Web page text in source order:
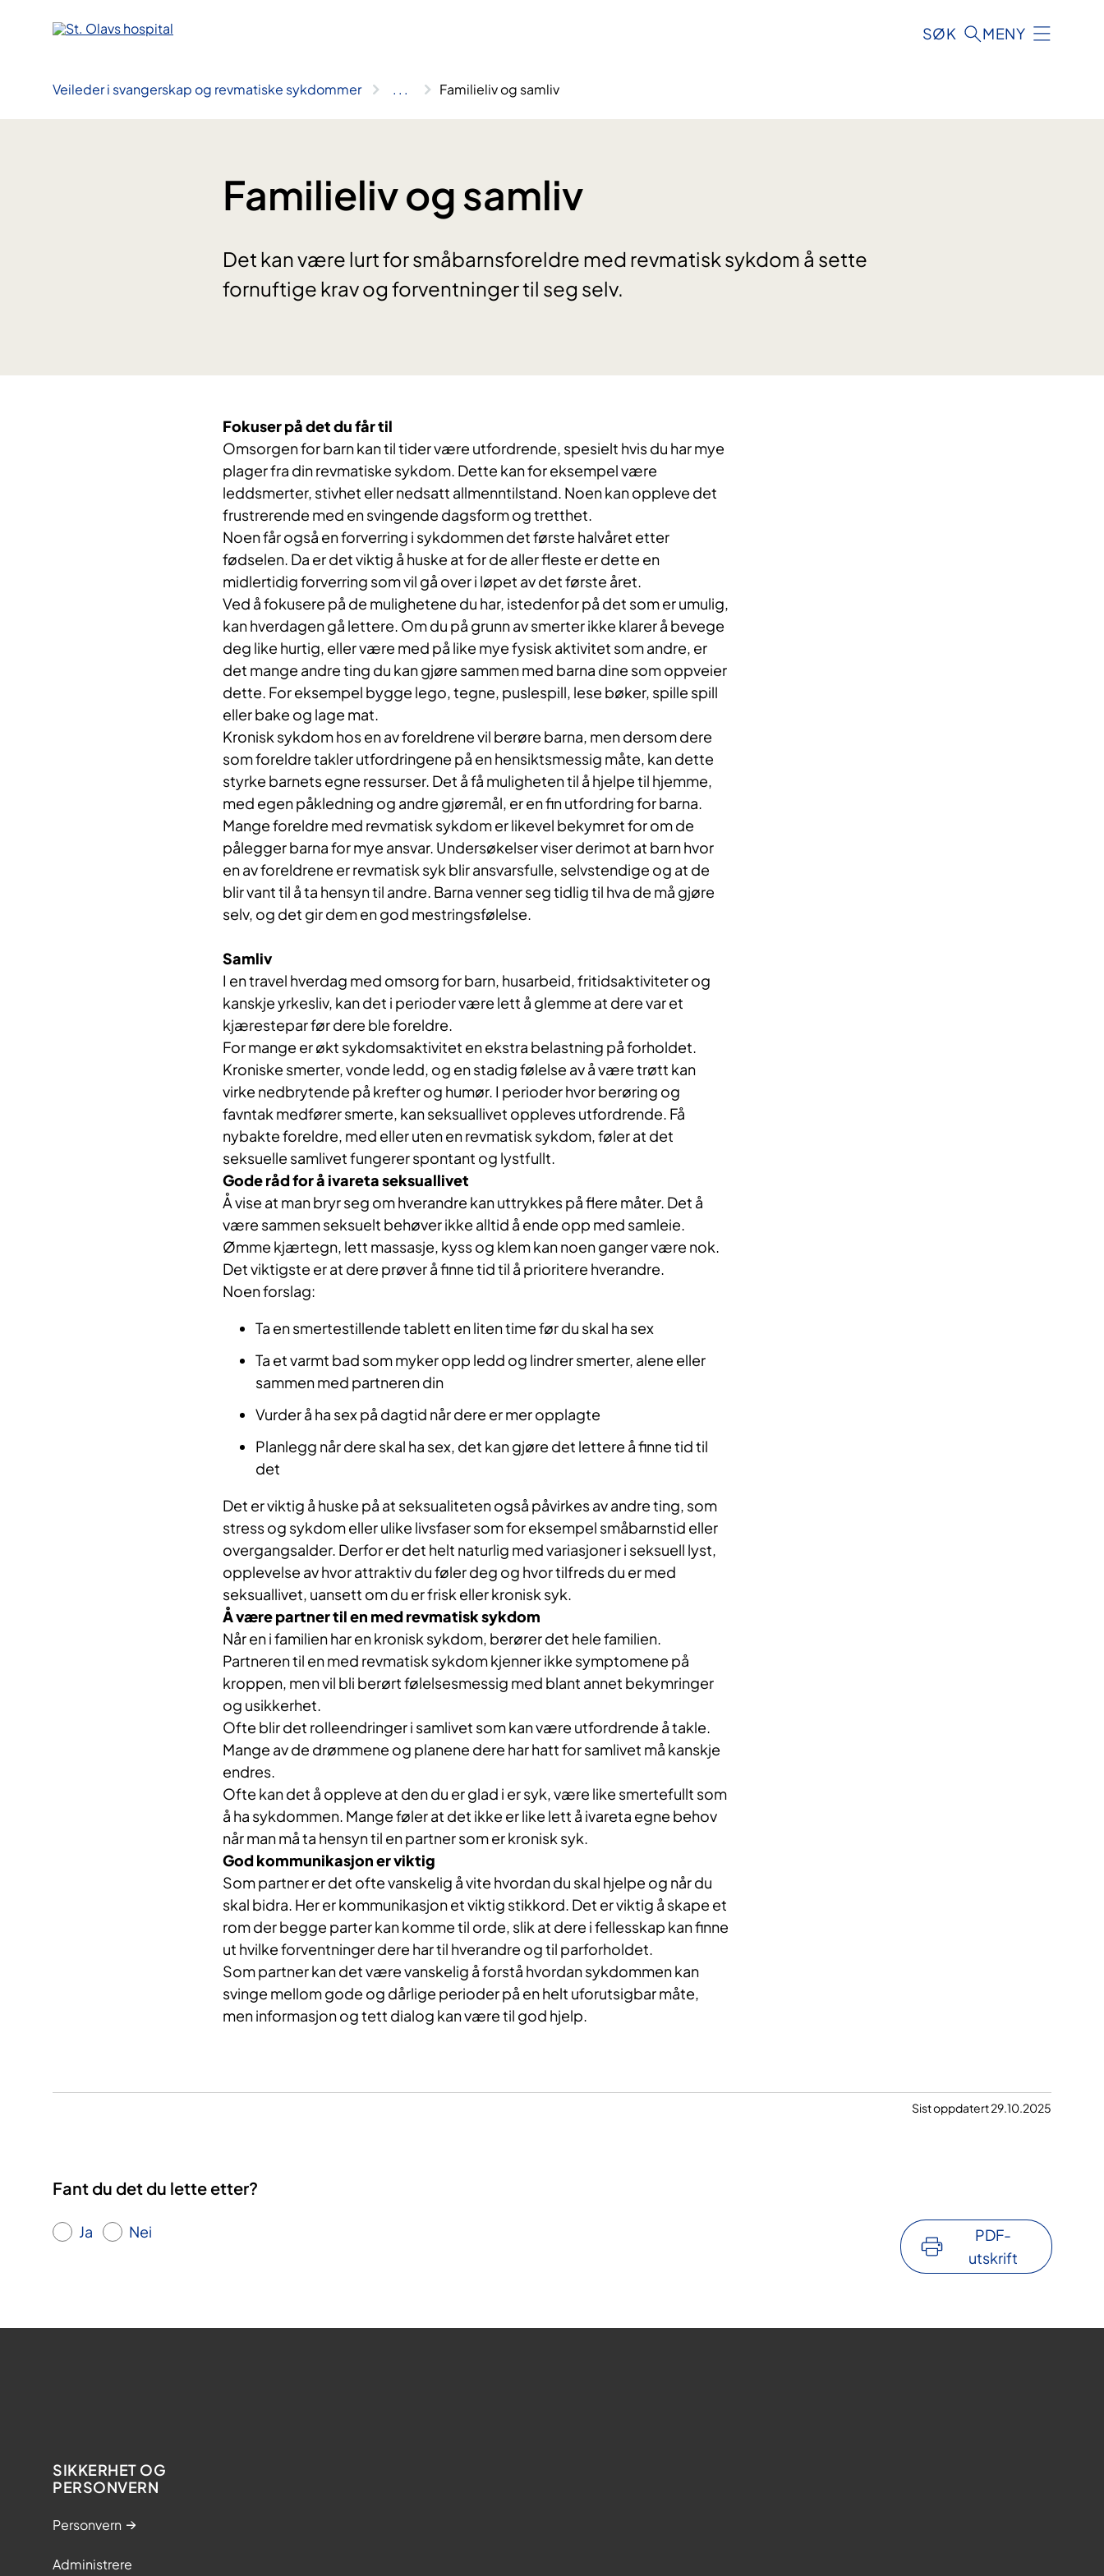
SØK MENY
Veileder i svangerskap og revmatiske sykdommer .. . Familieliv og samliv
Familieliv og samliv
Det kan være lurt for småbarnsforeldre med revmatisk sykdom å sette
fornuftige krav og forventninger til seg selv.
Fokuser på det du får til
Omsorgen for barn kan til tider være utfordrende, spesielt hvis du har mye
plager fra din revmatiske sykdom. Dette kan for eksempel være
leddsmerter, stivhet eller nedsatt allmenntilstand. Noen kan oppleve det
frustrerende med en svingende dagsform og tretthet.
Noen får også en forverring i sykdommen det første halvåret etter
fødselen. Da er det viktig å huske at for de aller fleste er dette en
midlertidig forverring som vil gå over i løpet av det første året.
Ved å fokusere på de mulighetene du har, istedenfor på det som er umulig,
kan hverdagen gå lettere. Om du på grunn av smerter ikke klarer å bevege
deg like hurtig, eller være med på like mye fysisk aktivitet som andre, er
det mange andre ting du kan gjøre sammen med barna dine som oppveier
dette. For eksempel bygge lego, tegne, puslespill, lese bøker, spille spill
eller bake og lage mat.
Kronisk sykdom hos en av foreldrene vil berøre barna, men dersom dere
som foreldre takler utfordringene på en hensiktsmessig måte, kan dette
styrke barnets egne ressurser. Det å få muligheten til å hjelpe til hjemme,
med egen påkledning og andre gjøremål, er en fin utfordring for barna.
Mange foreldre med revmatisk sykdom er likevel bekymret for om de
pålegger barna for mye ansvar. Undersøkelser viser derimot at barn hvor
en av foreldrene er revmatisk syk blir ansvarsfulle, selvstendige og at de
blir vant til å ta hensyn til andre. Barna venner seg tidlig til hva de må gjøre
selv, og det gir dem en god mestringsfølelse.
Samliv
I en travel hverdag med omsorg for barn, husarbeid, fritidsaktiviteter og
kanskje yrkesliv, kan det i perioder være lett å glemme at dere var et
kjærestepar før dere ble foreldre.
For mange er økt sykdomsaktivitet en ekstra belastning på forholdet.
Kroniske smerter, vonde ledd, og en stadig følelse av å være trøtt kan
virke nedbrytende på krefter og humør. I perioder hvor berøring og
favntak medfører smerte, kan seksuallivet oppleves utfordrende. Få
nybakte foreldre, med eller uten en revmatisk sykdom, føler at det
seksuelle samlivet fungerer spontant og lystfullt.
Gode råd for å ivareta seksuallivet
Å vise at man bryr seg om hverandre kan uttrykkes på flere måter. Det å
være sammen seksuelt behøver ikke alltid å ende opp med samleie.
Ømme kjærtegn, lett massasje, kyss og klem kan noen ganger være nok.
Det viktigste er at dere prøver å finne tid til å prioritere hverandre.
Noen forslag:
Ta en smertestillende tablett en liten time før du skal ha sex
Ta et varmt bad som myker opp ledd og lindrer smerter, alene eller
sammen med partneren din
Vurder å ha sex på dagtid når dere er mer opplagte
Planlegg når dere skal ha sex, det kan gjøre det lettere å finne tid til
det
Det er viktig å huske på at seksualiteten også påvirkes av andre ting, som
stress og sykdom eller ulike livsfaser som for eksempel småbarnstid eller
overgangsalder. Derfor er det helt naturlig med variasjoner i seksuell lyst,
opplevelse av hvor attraktiv du føler deg og hvor tilfreds du er med
seksuallivet, uansett om du er frisk eller kronisk syk.
Å være partner til en med revmatisk sykdom
Når en i familien har en kronisk sykdom, berører det hele familien.
Partneren til en med revmatisk sykdom kjenner ikke symptomene på
kroppen, men vil bli berørt følelsesmessig med blant annet bekymringer
og usikkerhet.
Ofte blir det rolleendringer i samlivet som kan være utfordrende å takle.
Mange av de drømmene og planene dere har hatt for samlivet må kanskje
endres.
Ofte kan det å oppleve at den du er glad i er syk, være like smertefullt som
å ha sykdommen. Mange føler at det ikke er like lett å ivareta egne behov
når man må ta hensyn til en partner som er kronisk syk.
God kommunikasjon er viktig
Som partner er det ofte vanskelig å vite hvordan du skal hjelpe og når du
skal bidra. Her er kommunikasjon et viktig stikkord. Det er viktig å skape et
rom der begge parter kan komme til orde, slik at dere i fellesskap kan finne
ut hvilke forventninger dere har til hverandre og til parforholdet.
Som partner kan det være vanskelig å forstå hvordan sykdommen kan
svinge mellom gode og dårlige perioder på en helt uforutsigbar måte,
men informasjon og tett dialog kan være til god hjelp.
Sist oppdatert 29.10.2025
Fant du det du lette etter?
Ja Nei
PDF-
utskrift
SIKKERHET OG
PERSONVERN
Personvern
Administrere